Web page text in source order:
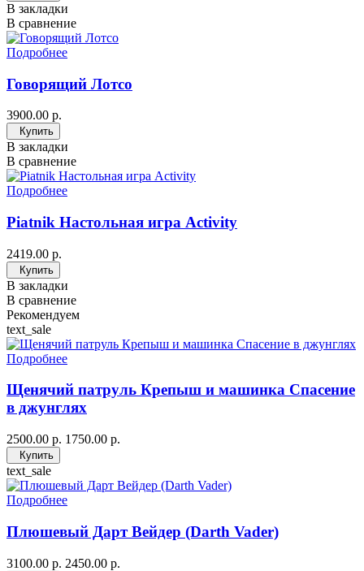
В закладки
В сравнение
Подробнее
Говорящий Лотсо
3900.00 р.
Купить
В закладки
В сравнение
Подробнее
Piatnik Настольная игра Activity
2419.00 р.
Купить
В закладки
В сравнение
Рекомендуем
text_sale
Подробнее
Щенячий патруль Крепыш и машинка Спасение
в джунглях
2500.00 р. 1750.00 р.
Купить
text_sale
Подробнее
Плюшевый Дарт Вейдер (Darth Vader)
3100.00 р. 2450.00 р.